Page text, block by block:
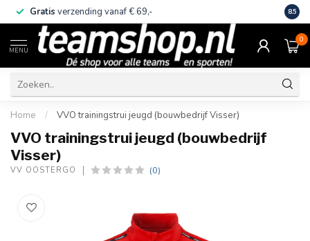
Gratis verzending vanaf € 69,- Eigen
8.5
MENU
0
Home / VVO trainingstrui jeugd (bouwbedrijf Visser)
VVO trainingstrui jeugd (bouwbedrijf
Visser)
VV OOSTERGO (0)